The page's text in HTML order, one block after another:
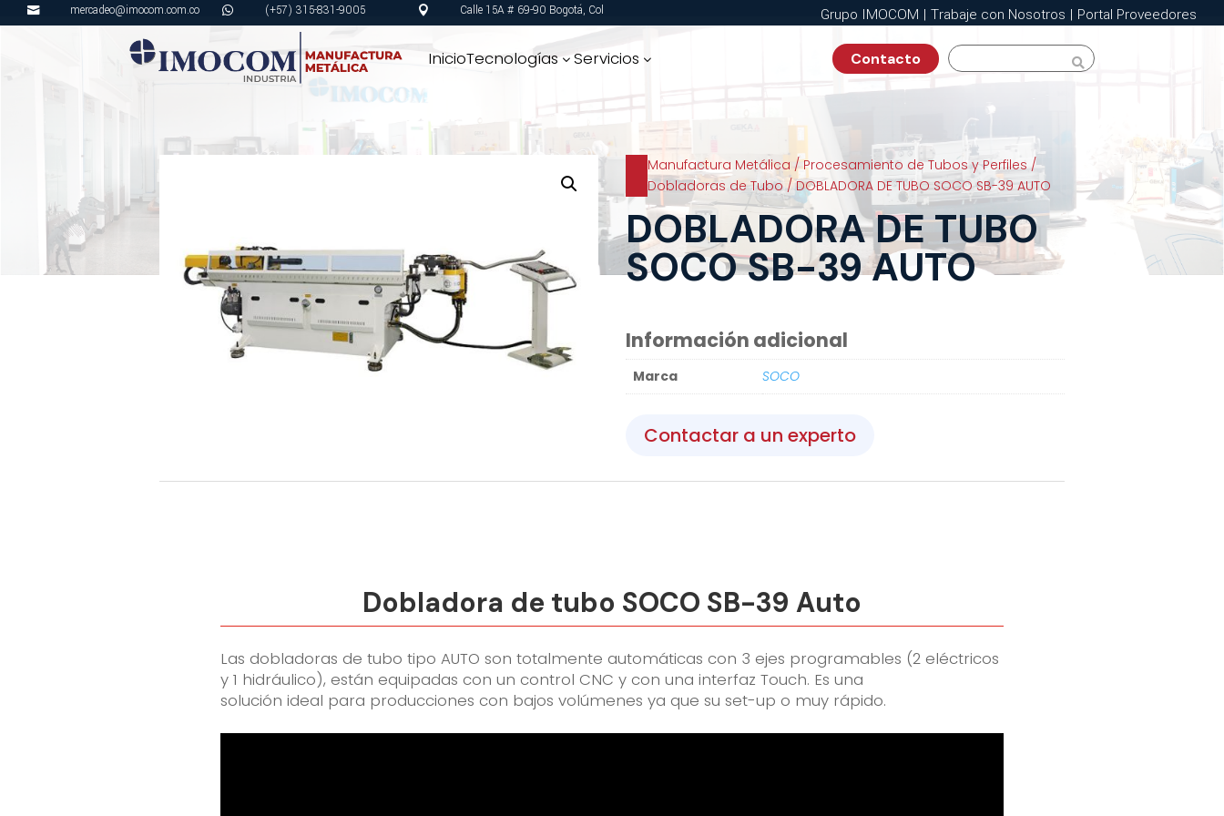
 mercadeo@imocom.com.co  (+57) 315-831-9005  Calle 15A # 69-90 Bogotá, Col Grupo IMOCOM | Trabaje con Nosotros | Portal Proveedores
InicioTecnologías 3 Servicios 3 Contacto 
Manufactura Metálica /Procesamiento de Tubos y Perfiles/
Dobladoras de Tubo/ DOBLADORA DE TUBO SOCO SB-39 AUTO
DOBLADORA DE TUBO
SOCO SB-39 AUTO
Información adicional
Marca SOCO
Contactar a un experto
Dobladora de tubo SOCO SB-39 Auto
Las dobladoras de tubo tipo AUTO son totalmente automáticas con 3 ejes programables (2 eléctricos
y 1 hidráulico), están equipadas con un control CNC y con una interfaz Touch. Es una
solución ideal para producciones con bajos volúmenes ya que su set-up o muy rápido.